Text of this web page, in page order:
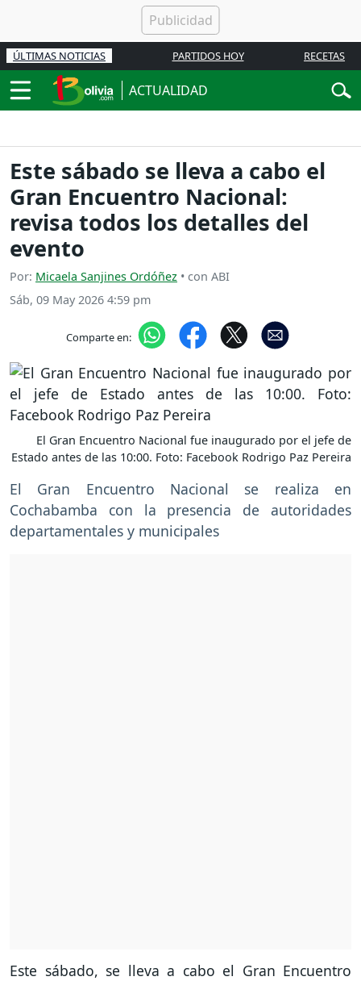
ÚLTIMAS NOTICIAS PARTIDOS HOY RECETAS
ACTUALIDAD
Este sábado se lleva a cabo el
Gran Encuentro Nacional:
revisa todos los detalles del
evento
Por: Micaela Sanjines Ordóñez • con ABI
Sáb, 09 May 2026 4:59 pm
Comparte en:
El Gran Encuentro Nacional fue inaugurado por el jefe de
Estado antes de las 10:00. Foto: Facebook Rodrigo Paz Pereira
El Gran Encuentro Nacional se realiza en
Cochabamba con la presencia de autoridades
departamentales y municipales
Este sábado, se lleva a cabo el Gran Encuentro